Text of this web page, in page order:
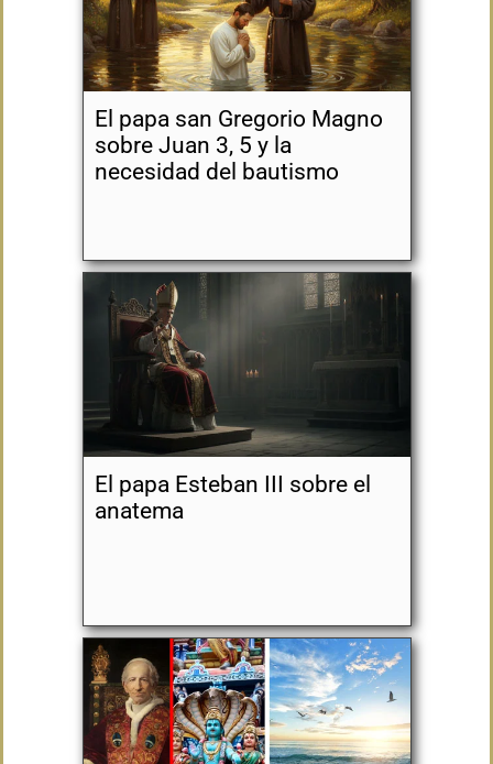
El papa san Gregorio Magno
sobre Juan 3, 5 y la
necesidad del bautismo
El papa Esteban III sobre el
anatema